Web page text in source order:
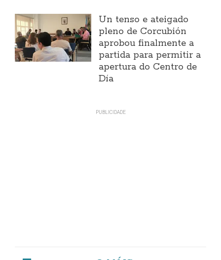
Un tenso e ateigado
pleno de Corcubión
aprobou finalmente a
partida para permitir a
apertura do Centro de
Día